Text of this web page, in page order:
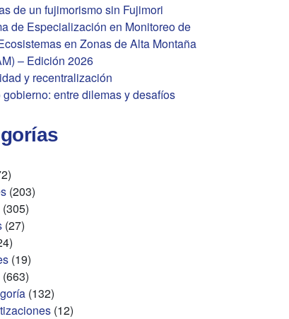
de un fujimorismo sin Fujimori
de Especialización en Monitoreo de
en Zonas de Alta Montaña
– Edición 2026
y recentralización
gobierno: entre dilemas y desafíos
(203)
(305)
(27)
(19)
(663)
(132)
(12)